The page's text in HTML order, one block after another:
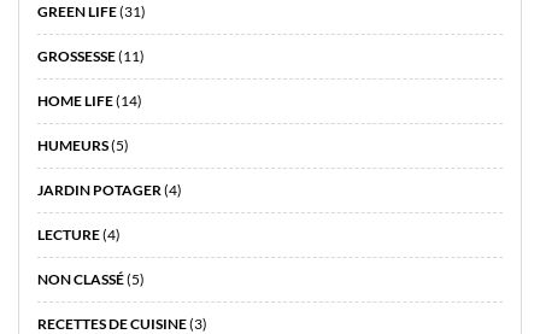
GREEN LIFE(31)
GROSSESSE(11)
HOME LIFE(14)
HUMEURS(5)
JARDIN POTAGER (4)
LECTURE(4)
NON CLASSÉ(5)
RECETTES DE CUISINE(3)